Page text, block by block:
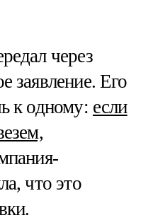
через
заявление. Его
к одному: если
что это